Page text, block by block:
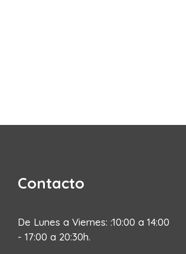
Contacto
De Lunes a Viernes: :10:00 a 14:00
- 17:00 a 20:30h.